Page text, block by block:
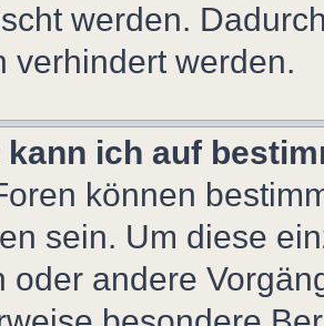
werden.
verhindert werden.
kann ich auf
können
sein. Um diese
oder andere